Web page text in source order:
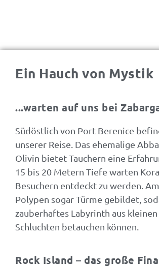
Ein Hauch von Mystik
...warten auf uns bei
Südöstlich von Port Berenice
unserer Reise. Das ehemalige
Olivin bietet Tauchern eine
15 bis 20 Metern Tiefe warten
Besuchern entdeckt zu werden.
Polypen sogar Türme gebildet,
zauberhaftes Labyrinth aus
Schluchten betauchen können.
Rock Island – das große